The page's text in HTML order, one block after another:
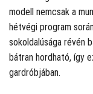
modell nemcsak a
hétvégi program
sokoldalúsága révén
bátran hordható, így
gardróbjában.